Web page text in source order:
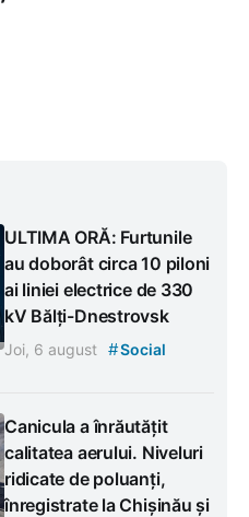
ULTIMA ORĂ: Furtunile
au doborât circa 10 piloni
ai liniei electrice de 330
kV Bălți-Dnestrovsk
Joi, 6 august #Social
Canicula a înrăutățit
calitatea aerului. Niveluri
ridicate de poluanți,
înregistrate la Chișinău și